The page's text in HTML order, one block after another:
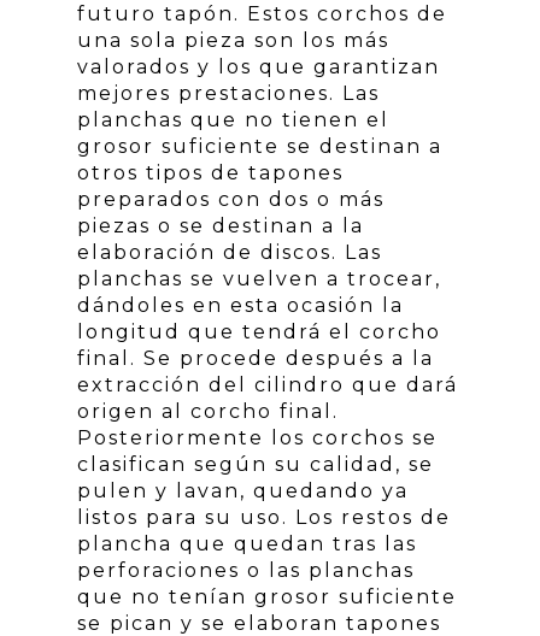
futuro tapón. Estos corchos de
una sola pieza son los más
valorados y los que garantizan
mejores prestaciones. Las
planchas que no tienen el
grosor suficiente se destinan a
otros tipos de tapones
preparados con dos o más
piezas o se destinan a la
elaboración de discos. Las
planchas se vuelven a trocear,
dándoles en esta ocasión la
longitud que tendrá el corcho
final. Se procede después a la
extracción del cilindro que dará
origen al corcho final.
Posteriormente los corchos se
clasifican según su calidad, se
pulen y lavan, quedando ya
listos para su uso. Los restos de
plancha que quedan tras las
perforaciones o las planchas
que no tenían grosor suficiente
se pican y se elaboran tapones